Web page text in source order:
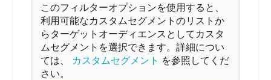
このフィルターオプションを使用すると、
利用可能なカスタムセグメントのリストか
らターゲットオーディエンスとしてカスタ
ムセグメントを選択できます。詳細につい
ては、 カスタムセグメント を参照してくだ
さい。